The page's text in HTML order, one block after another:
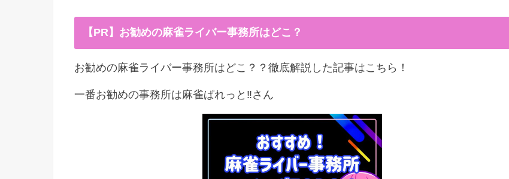
【PR】お勧めの麻雀ライバー事務所はどこ？
お勧めの麻雀ライバー事務所はどこ？？徹底解説した記事はこちら！
一番お勧めの事務所は麻雀ぱれっと‼︎さん